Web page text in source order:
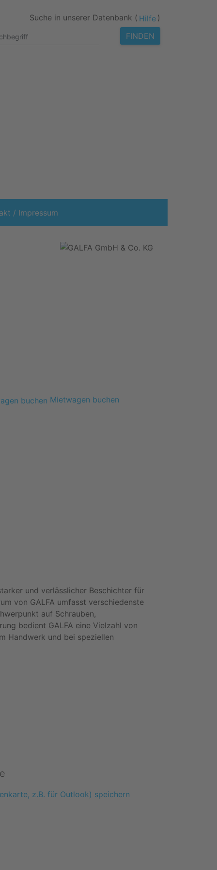
Suche in unserer Datenbank ( Hilfe )
FINDEN
/ Impressum
Mietwagen buchen
und verlässlicher Beschichter für
von GALFA umfasst verschiedenste
auf Schrauben,
bedient GALFA eine Vielzahl von
Handwerk und bei speziellen
z.B. für Outlook) speichern